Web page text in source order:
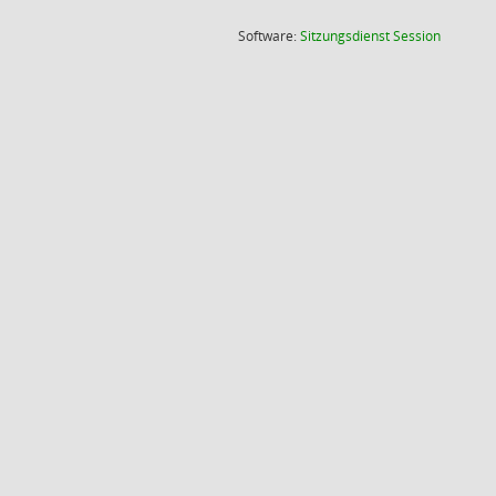
Software:SitzungsdienstSession(Wird in